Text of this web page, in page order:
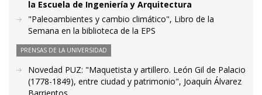
la Escuela de Ingeniería y Arquitectura
"Paleoambientes y cambio climático", Libro de la
Semana en la biblioteca de la EPS
PRENSAS DE LA UNIVERSIDAD
Novedad PUZ: "Maquetista y artillero. León Gil de Palacio
(1778-1849), entre ciudad y patrimonio", Joaquín Álvarez